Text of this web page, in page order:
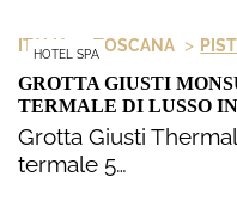
HOTEL SPA
ITALIA > TOSCANA >
GROTTA GIUSTI
TERMALE DI LUSSO
Grotta Giusti
termale 5…